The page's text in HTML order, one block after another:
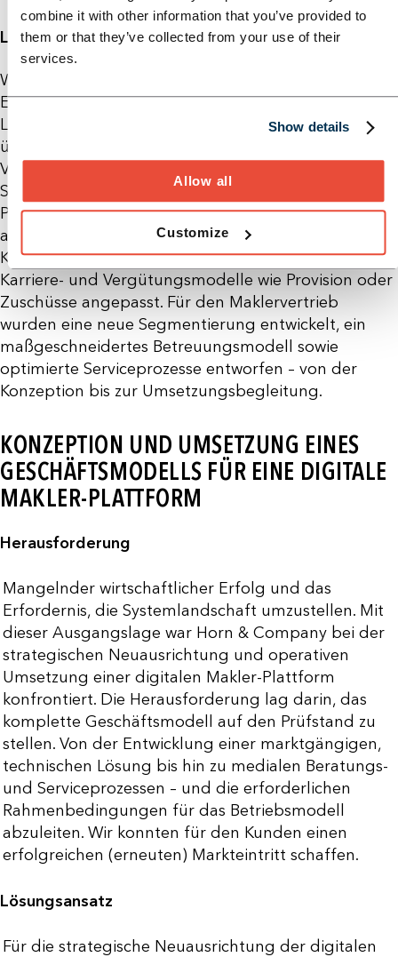
combine it with other information that you’ve provided to
them or that they’ve collected from your use of their
services.
Show details
Allow all
Customize
Lösungsansatz
Wir haben das Vertriebsmodell für den
Eigenvertrieb angepasst. Zentrale und dezentrale
Leadgenerierung und eine stringente Transparenz
über die Anstoßkette tragen zu mehr Traktion im
Vertrieb bei. Direkt-Vertrieb wurde mit den Agentur-
Standorten vernetzt. Die Ausstattung so auf die
Prozesse abgestimmt, dass ein Multikanal-Vertrieb –
auch in Beratungssituationen mit
Kooperationspartnern – möglich ist. Daran sind auch
Karriere- und Vergütungsmodelle wie Provision oder
Zuschüsse angepasst. Für den Maklervertrieb
wurden eine neue Segmentierung entwickelt, ein
maßgeschneidertes Betreuungsmodell sowie
optimierte Serviceprozesse entworfen – von der
Konzeption bis zur Umsetzungsbegleitung.
KONZEPTION UND UMSETZUNG EINES
GESCHÄFTSMODELLS FÜR EINE DIGITALE
MAKLER-PLATTFORM
Herausforderung
Mangelnder wirtschaftlicher Erfolg und das
Erfordernis, die Systemlandschaft umzustellen. Mit
dieser Ausgangslage war Horn & Company bei der
strategischen Neuausrichtung und operativen
Umsetzung einer digitalen Makler-Plattform
konfrontiert. Die Herausforderung lag darin, das
komplette Geschäftsmodell auf den Prüfstand zu
stellen. Von der Entwicklung einer marktgängigen,
technischen Lösung bis hin zu medialen Beratungs-
und Serviceprozessen – und die erforderlichen
Rahmenbedingungen für das Betriebsmodell
abzuleiten. Wir konnten für den Kunden einen
erfolgreichen (erneuten) Markteintritt schaffen.
Lösungsansatz
Für die strategische Neuausrichtung der digitalen